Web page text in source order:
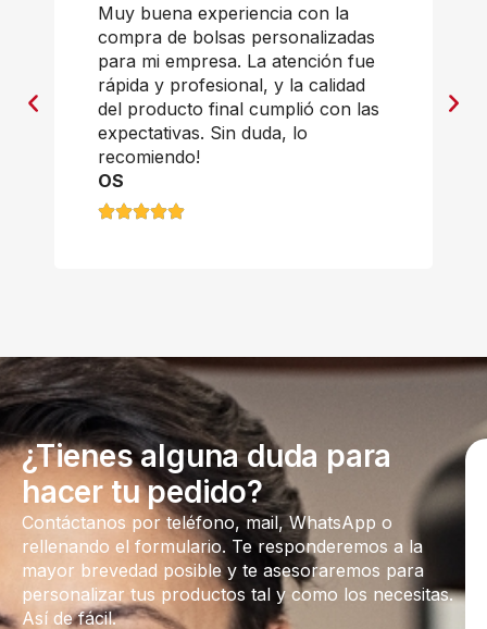
Muy buena experiencia con la
compra de bolsas personalizadas
para mi empresa. La atención fue
rápida y profesional, y la calidad
del producto final cumplió con las
expectativas. Sin duda, lo
recomiendo!
OS
¿Tienes alguna duda para
hacer tu pedido?
Contáctanos por teléfono, mail, WhatsApp o
rellenando el formulario. Te responderemos a la
mayor brevedad posible y te asesoraremos para
personalizar tus productos tal y como los necesitas.
Así de fácil.